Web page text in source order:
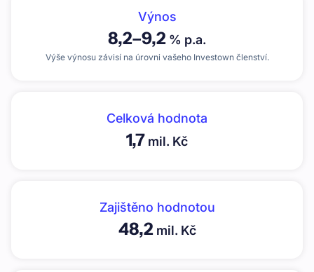
Výnos
8,2–9,2 % p.a.
Výše výnosu závisí na úrovni vašeho Investown členství.
Celková hodnota
1,7 mil. Kč
Zajištěno hodnotou
48,2mil. Kč